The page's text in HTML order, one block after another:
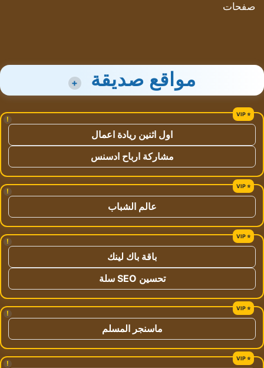
صفحات
مواقع صديقة +
!
اول اثنين ريادة اعمال
مشاركة ارباح ادسنس
!
عالم الشباب
!
باقة باك لينك
تحسين SEO سلة
!
ماسنجر المسلم
!